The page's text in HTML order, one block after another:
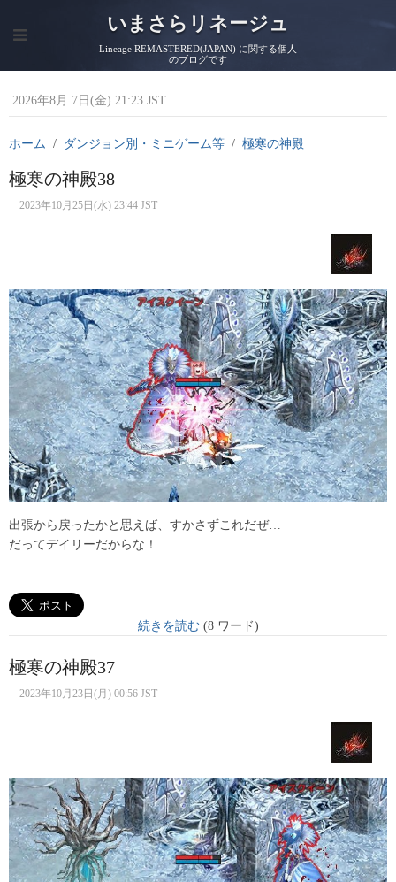
いまさらリネージュ
Lineage REMASTERED(JAPAN) に関する個人
のブログです
2026年8月 7日(金) 21:23 JST
ホーム ダンジョン別・ミニゲーム等 極寒の神殿
極寒の神殿38
2023年10月25日(水) 23:44 JST
出張から戻ったかと思えば、すかさずこれだぜ…
だってデイリーだからな！
続きを読む(8 ワード)
極寒の神殿37
2023年10月23日(月) 00:56 JST